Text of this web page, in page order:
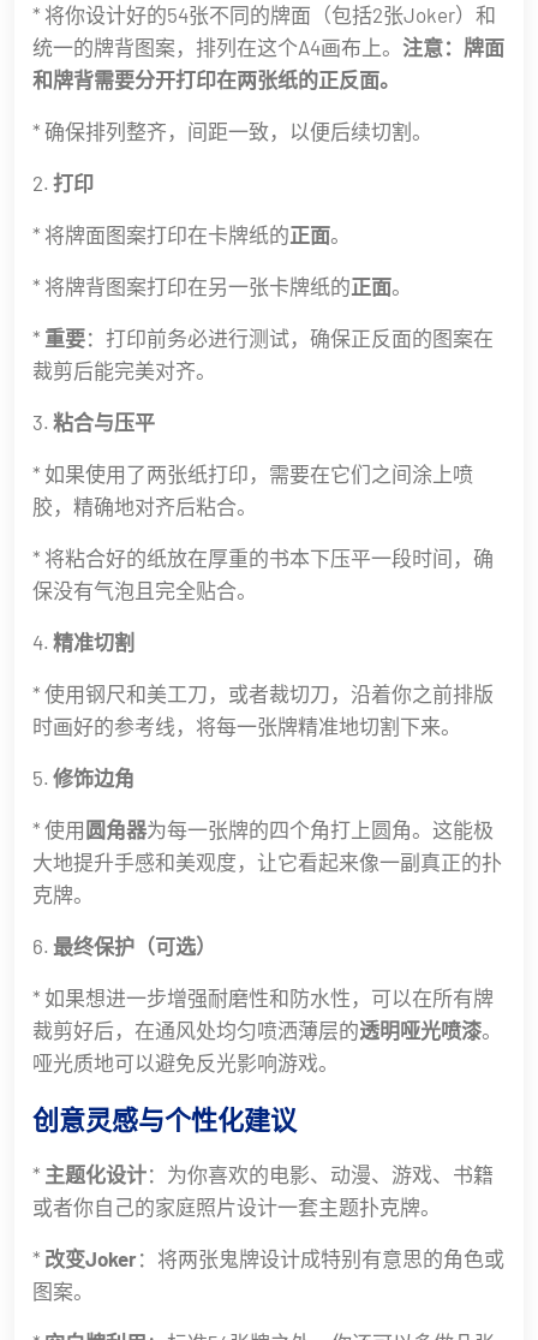
* 将你设计好的54张不同的牌面（包括2张Joker）和
统一的牌背图案，排列在这个A4画布上。 注意：牌面
和牌背需要分开打印在两张纸的正反面。
* 确保排列整齐，间距一致，以便后续切割。
2. 打印
* 将牌面图案打印在卡牌纸的正面。
* 将牌背图案打印在另一张卡牌纸的正面。
* 重要：打印前务必进行测试，确保正反面的图案在
裁剪后能完美对齐。
3. 粘合与压平
* 如果使用了两张纸打印，需要在它们之间涂上喷
胶，精确地对齐后粘合。
* 将粘合好的纸放在厚重的书本下压平一段时间，确
保没有气泡且完全贴合。
4. 精准切割
* 使用钢尺和美工刀，或者裁切刀，沿着你之前排版
时画好的参考线，将每一张牌精准地切割下来。
5. 修饰边角
* 使用圆角器为每一张牌的四个角打上圆角。这能极
大地提升手感和美观度，让它看起来像一副真正的扑
克牌。
6. 最终保护（可选）
* 如果想进一步增强耐磨性和防水性，可以在所有牌
裁剪好后，在通风处均匀喷洒薄层的透明哑光喷漆。
哑光质地可以避免反光影响游戏。
创意灵感与个性化建议
* 主题化设计：为你喜欢的电影、动漫、游戏、书籍
或者你自己的家庭照片设计一套主题扑克牌。
* 改变Joker：将两张鬼牌设计成特别有意思的角色或
图案。